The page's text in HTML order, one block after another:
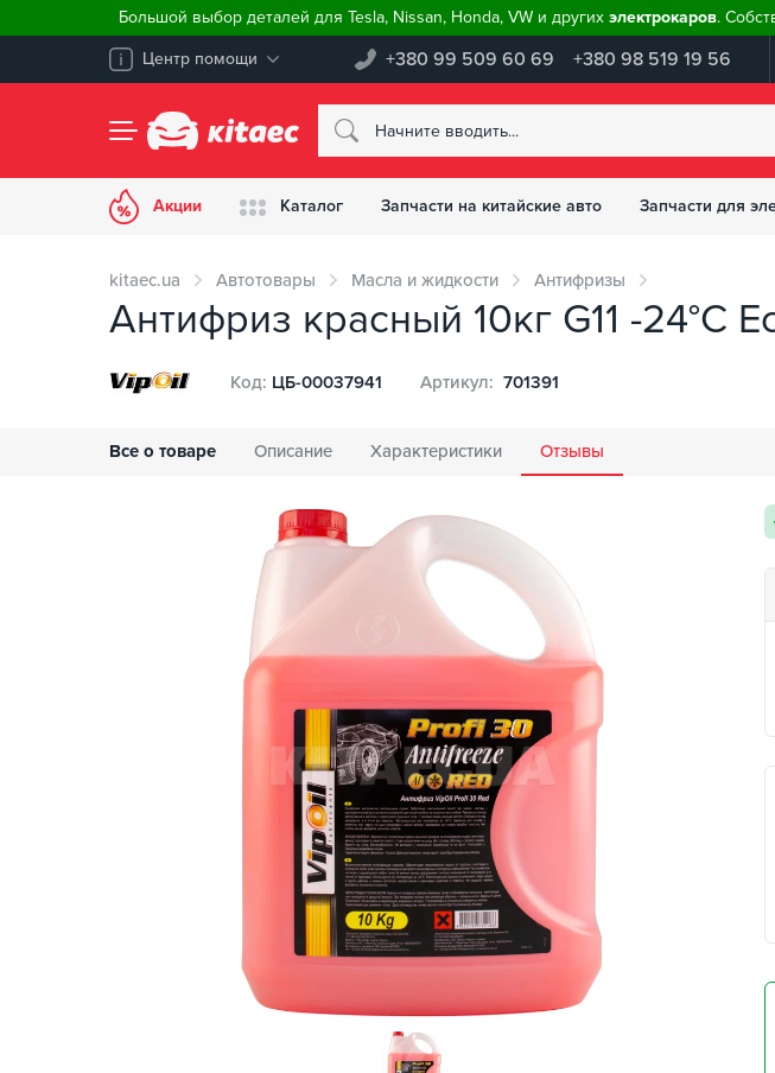
Большой выбор деталей для Tesla, Nissan, Honda, VW и других электрокаров.
Центр помощи +380 99 509 60 69 +380 98 519 19 56
Акции Каталог Запчасти на китайские авто Запчасти для
kitaec.ua Автотовары Масла и жидкости Антифризы
Антифриз красный 10кг G11 -24°С
Все о товаре Описание Характеристики Отзывы
Код: ЦБ-00037941 Артикул: 701391